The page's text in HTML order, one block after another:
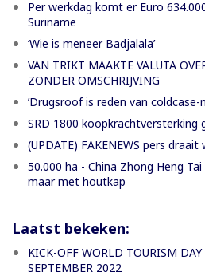
Per werkdag komt er Euro
Suriname
‘Wie is meneer Badjalala’
VAN TRIKT MAAKTE VALUTA
ZONDER OMSCHRIJVING
’Drugsroof is reden van coldcase-
SRD 1800 koopkrachtversterking
(UPDATE) FAKENEWS pers
50.000 ha - China Zhong Heng
maar met houtkap
Laatst bekeken:
KICK-OFF WORLD TOURISM
SEPTEMBER 2022